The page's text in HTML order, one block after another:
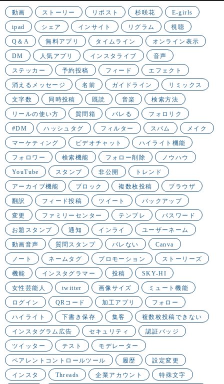
動画 ストーリー リポスト 杉咲花 E-girls
ipad シェア インサイト リグラム 視聴
Q＆A 無料アプリ タイムライン オンライン表示
DM 人気アプリ インスタライブ 音声
ステッカー 予約投稿 フィード エフェクト
消えるメッセージ 名前 ガイドライン リミックス
文字数 同時投稿 既読 音楽 検索方法
リールの使い方 質問箱 バレる フォロリク
#DM ハッシュタグ フィルター スパム メイク
マーケティング ビデオチャット ハイライト機能
フォロワー 検索機能 フォロー削除 ノウハウ
YouTube スタンプ 非公開 トレンド
アーカイブ機能 ブロック 複数枚投稿 ブラウザ
翻訳 フィード投稿 ツイート バックアップ
変更 ファミリーセンター テンプレ パスワード
お題スタンプ 通知 インライ ユーザーネーム
動画音声 質問スタンプ バレない Canva
ノート ネームタグ プロモーション ストーリーズ
機能 インスタグラマー 投稿 SKY-HI
女性芸能人 twitter 画像サイズ ミュート機能
ログイン QRコード 加工アプリ フォロー
ハイライト 下書き保存 集客 複数枚投稿できない
インスタグラム広告 セキュリティ 認証バッジ
ツイッター テスト モデレーター
ペアレントコントロールツール 履歴 設定変更
インスタ Threads 企業アカウント 特殊文字